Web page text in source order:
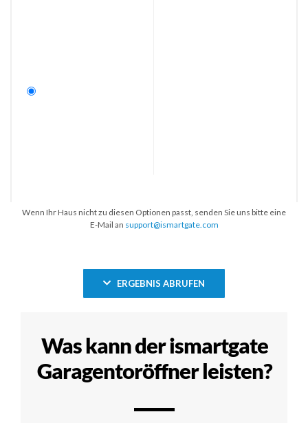
Wenn Ihr Haus nicht zu diesen Optionen passt, senden Sie uns bitte eine
E-Mail an support@ismartgate.com
ERGEBNIS ABRUFEN
Was kann der ismartgate
Garagentoröffner leisten?